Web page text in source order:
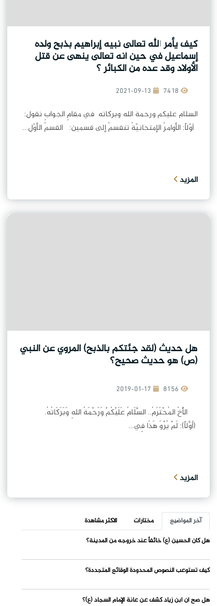
كيف يأمر الله تعالى نبيه إبراهيم بذبح ولده
إسماعيل في حين أنه تعالى ينهى عن قتل
الأولاد وقد عده من الكبائر ؟
2021-09-13
السلام عليكم ورحمة الله وبركاته في مقامِ الجوابِ نقول:
أوّلاً: الأوامرُ الإمتحانيّةُ تنقسمُ إلى قسمين: القسمُ الأوّل...
المزيد
هل حديث (لقد جئتكم بالذبح) المروي عن النبي
(ص) هو حديث صحيح؟
2019-01-17
الأَخُ المُحْتَرَمُ.. السَّلَامُ عَلَيْكُمْ وَرَحْمَةُ اللهِ وَبَرَكَاتُهُ.
(أَوَّلاً): لَمْ يُرْوَ هَذَا فِي...
المزيد
آخر المواضيع مختارات
الاكثر مشاهدة
هل كان الحسين (ع) خائفاً عند خروجه من المدينة؟
كيف تستوعب النصوص المحدودة الوقائع المتجددة؟
هل صح أن ابن زياد كشف عن عانة الإمام السجاد (ع)؟